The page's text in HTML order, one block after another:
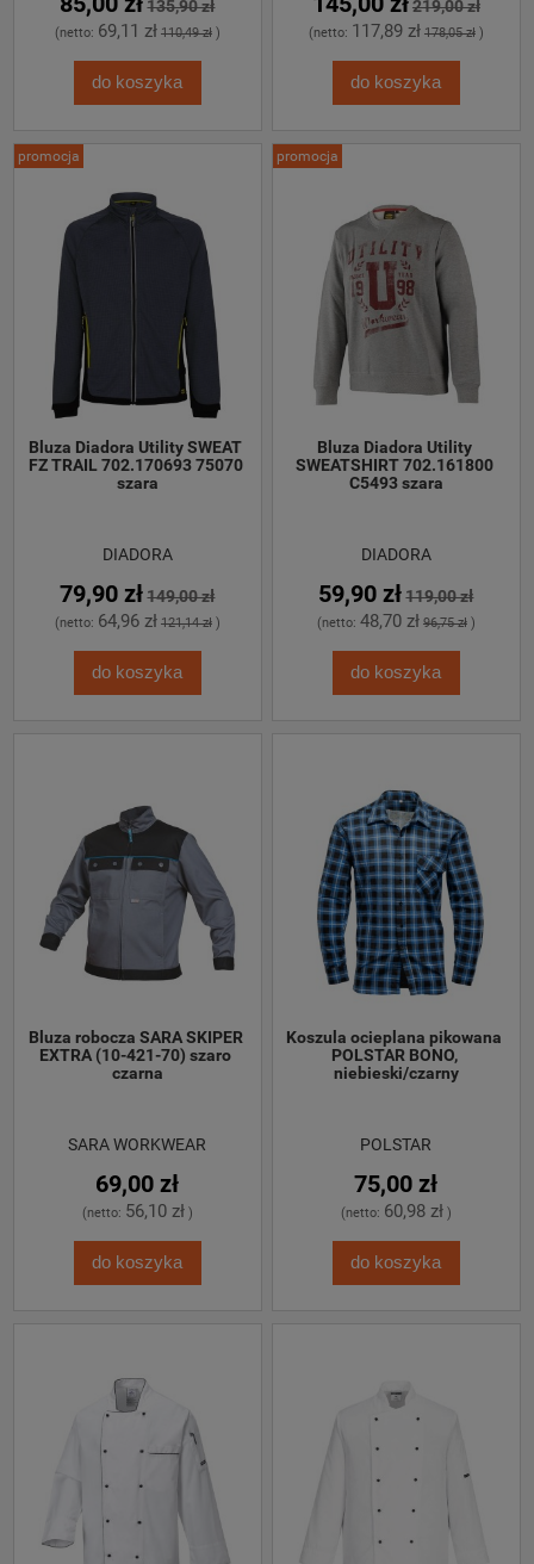
135,90 zł
(netto: 69,11 zł 110,49 zł)
do koszyka
219,00 zł
(netto: 117,89 zł 178,05 zł)
do koszyka
Bluza Diadora Utility SWEAT
FZ TRAIL 702.170693 75070
szara
DIADORA
79,90 zł 149,00 zł
(netto: 64,96 zł 121,14 zł)
do koszyka
promocja
Bluza Diadora Utility
SWEATSHIRT 702.161800
C5493 szara
DIADORA
59,90 zł 119,00 zł
(netto: 48,70 zł 96,75 zł)
do koszyka
promocja
Bluza robocza SARA SKIPER
EXTRA (10-421-70) szaro
czarna
SARA WORKWEAR
69,00 zł
(netto: 56,10 zł)
do koszyka
Koszula ocieplana pikowana
POLSTAR BONO,
niebieski/czarny
POLSTAR
75,00 zł
(netto: 60,98 zł)
do koszyka